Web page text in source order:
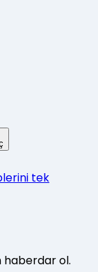
tek
haberdar ol.